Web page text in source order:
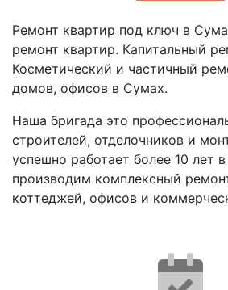
Ремонт квартир под ключ в
ремонт квартир. Капитальный
Косметический и частичный
домов, офисов в Сумах.
Наша бригада это
строителей, отделочников и
успешно работает более 10 лет
производим комплексный
коттеджей, офисов и